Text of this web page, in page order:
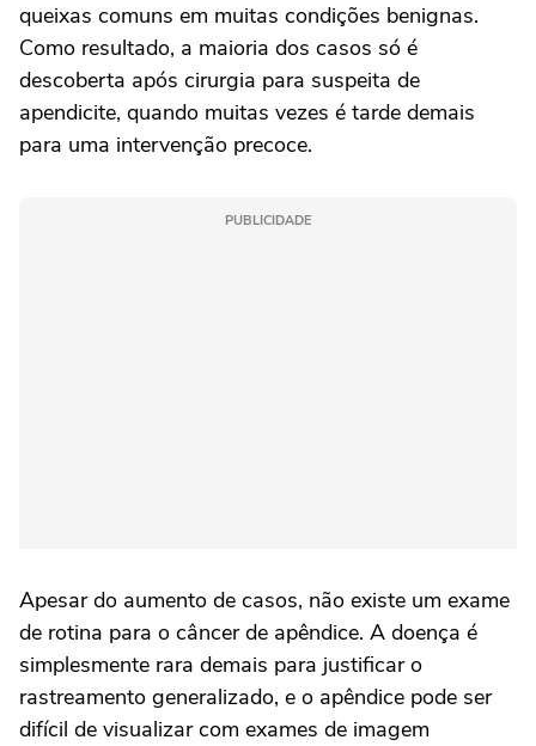
queixas comuns em muitas condições benignas.
Como resultado, a maioria dos casos só é
descoberta após cirurgia para suspeita de
apendicite, quando muitas vezes é tarde demais
para uma intervenção precoce.
PUBLICIDADE
Apesar do aumento de casos, não existe um exame
de rotina para o câncer de apêndice. A doença é
simplesmente rara demais para justificar o
rastreamento generalizado, e o apêndice pode ser
difícil de visualizar com exames de imagem